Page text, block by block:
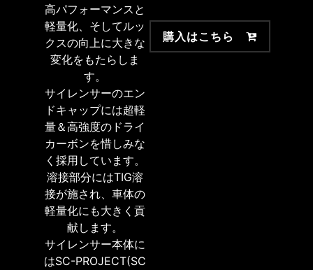
高パフォーマンスと
軽量化、そしてルッ
クスの向上に大きな
変化をもたらしま
す。
サイレンサーのエン
ドキャップには超軽
量＆高強度のドライ
カーボンを惜しみな
く採用しています。
溶接部分にはTIG溶
接が施され、車体の
軽量化にも大きく貢
献します。
サイレンサー本体に
はSC-PROJECT(SC
購入はこちら